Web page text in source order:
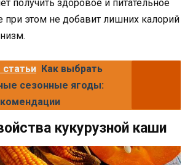
получить здоровое и питательное
при этом не добавит лишних калорий
Как выбрать
сезонные ягоды:
кукурузной каши